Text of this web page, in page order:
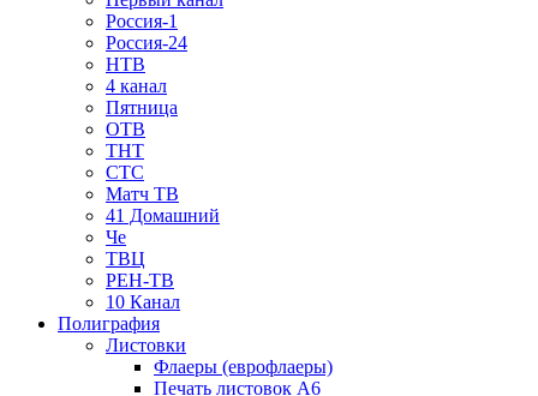
Россия-1
Россия-24
НТВ
4 канал
Пятница
ОТВ
ТНТ
СТС
Матч ТВ
41 Домашний
Че
ТВЦ
РЕН-ТВ
10 Канал
Полиграфия
Листовки
Флаеры (еврофлаеры)
Печать листовок А6